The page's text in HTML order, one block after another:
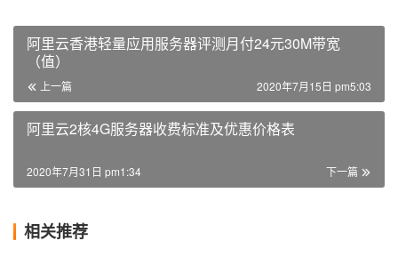
阿里云香港轻量应用服务器评测月付24元30M带宽
（值）
上一篇 2020年7月15日 pm5:03
阿里云2核4G服务器收费标准及优惠价格表
下一篇
2020年7月31日 pm1:34
相关推荐